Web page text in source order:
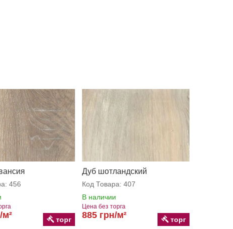
456
м² торг
Дуб шотландский
Код Товара: 407
В наличии
Цена без торга
885 грн/м² торг